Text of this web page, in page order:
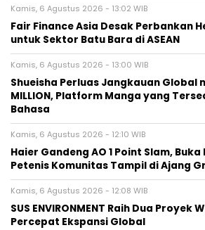
Kamis, 6 Agustus 2026 - 13:02 WIB
Fair Finance Asia Desak Perbankan
untuk Sektor Batu Bara di ASEAN
Kamis, 6 Agustus 2026 - 13:00 WIB
Shueisha Perluas Jangkauan Global
MILLION, Platform Manga yang
Bahasa
Kamis, 6 Agustus 2026 - 12:10 WIB
Haier Gandeng AO 1 Point Slam,
Petenis Komunitas Tampil di Ajang
Kamis, 6 Agustus 2026 - 12:08 WIB
SUS ENVIRONMENT Raih Dua Proyek
Percepat Ekspansi Global